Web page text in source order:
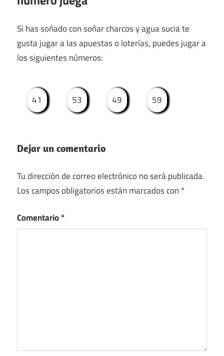
Si has soñado con soñar charcos y agua sucia te
gusta jugar a las apuestas o loterías, puedes jugar a
los siguientes números:
41 53 49 59
Dejar un comentario
Tu dirección de correo electrónico no será publicada.
Los campos obligatorios están marcados con *
Comentario*